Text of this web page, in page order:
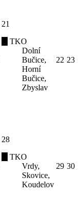
21
TKO
Dolní
Bučice,
Horní
Bučice,
Zbyslav
22 23
28
TKO
Vrdy,
Skovice,
Koudelov
29 30